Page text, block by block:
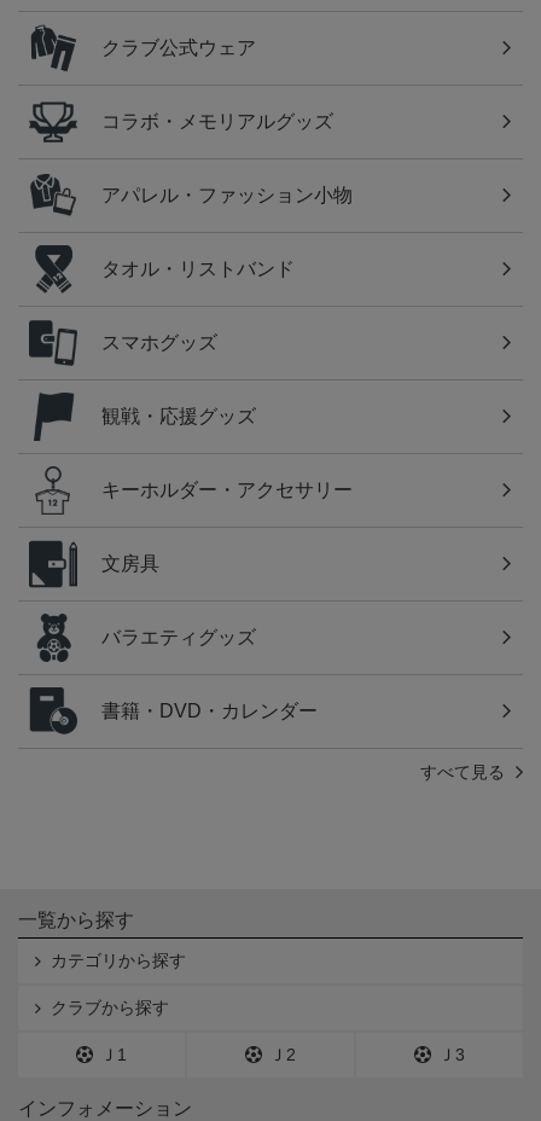
クラブ公式ウェア
コラボ・メモリアルグッズ
アパレル・ファッション小物
タオル・リストバンド
スマホグッズ
観戦・応援グッズ
キーホルダー・アクセサリー
文房具
バラエティグッズ
書籍・DVD・カレンダー
すべて見る
一覧から探す
カテゴリから探す
クラブから探す
Ｊ1 Ｊ2 Ｊ3
インフォメーション